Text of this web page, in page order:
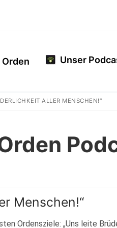
Orden Unser
ALLER MENSCHEN!“
Menschen!“
Ordensziele: „Uns leite